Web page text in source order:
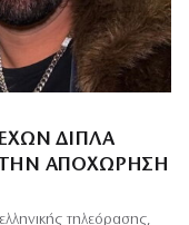
ΔΊΠΛΑ
ΤΗΝ ΑΠΟΧΏΡΗΣΗ
τηλεόρασης,